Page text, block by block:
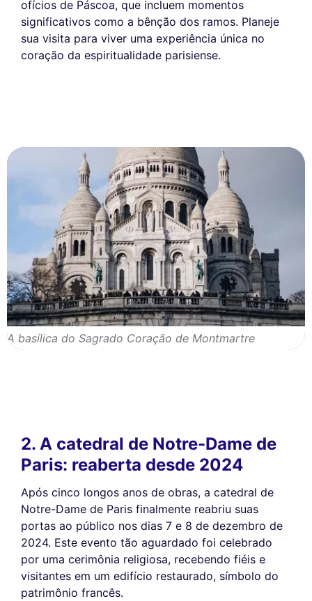
ofícios de Páscoa, que incluem momentos
significativos como a bênção dos ramos. Planeje
sua visita para viver uma experiência única no
coração da espiritualidade parisiense.
A basílica do Sagrado Coração de Montmartre
2. A catedral de Notre-Dame de
Paris: reaberta desde 2024
Após cinco longos anos de obras, a catedral de
Notre-Dame de Paris finalmente reabriu suas
portas ao público nos dias 7 e 8 de dezembro de
2024. Este evento tão aguardado foi celebrado
por uma cerimônia religiosa, recebendo fiéis e
visitantes em um edifício restaurado, símbolo do
patrimônio francês.